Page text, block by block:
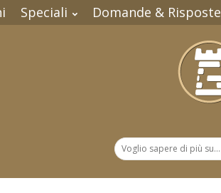
Speciali Domande & Risposte